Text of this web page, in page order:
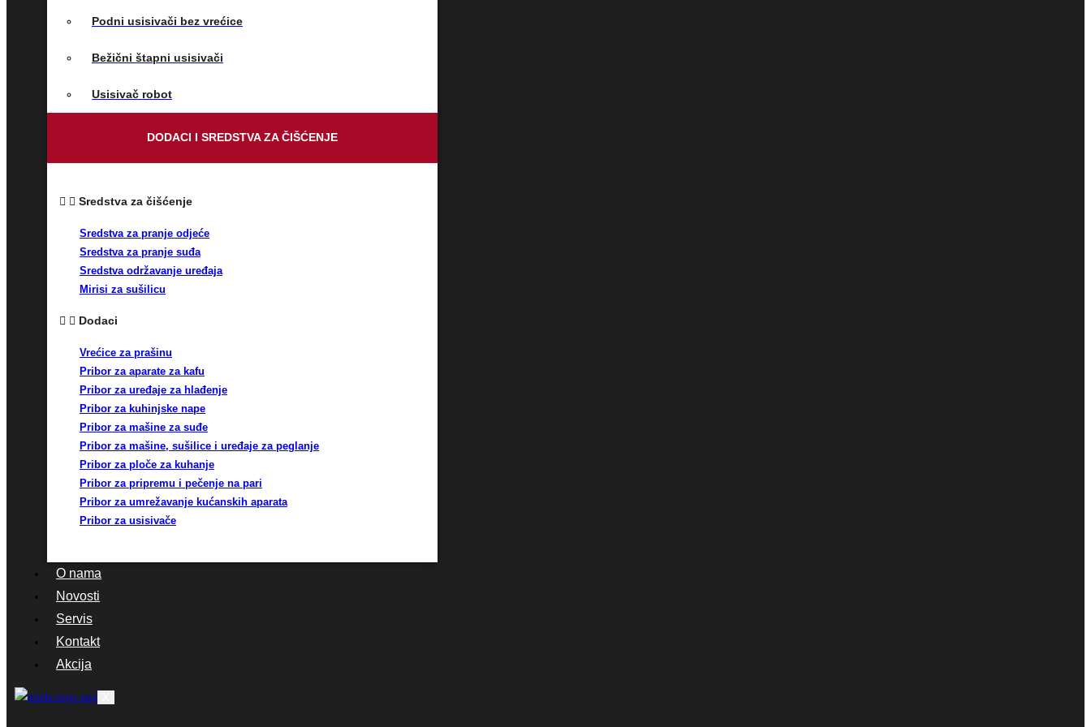
Podni usisivači bez vrećice
Bežični štapni usisivači
Usisivač robot
DODACI I SREDSTVA ZA ČIŠĆENJE
Sredstva za čišćenje
Sredstva za pranje odjeće
Sredstva za pranje suđa
Sredstva održavanje uređaja
Mirisi za sušilicu
Dodaci
Vrećice za prašinu
Pribor za aparate za kafu
Pribor za uređaje za hlađenje
Pribor za kuhinjske nape
Pribor za mašine za suđe
Pribor za mašine, sušilice i uređaje za peglanje
Pribor za ploče za kuhanje
Pribor za pripremu i pečenje na pari
Pribor za umrežavanje kućanskih aparata
Pribor za usisivače
O nama
Novosti
Servis
Kontakt
Akcija